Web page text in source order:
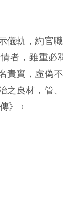
儀軌，約官
者，雖重
責實，虛偽
之良材，管
》﹚